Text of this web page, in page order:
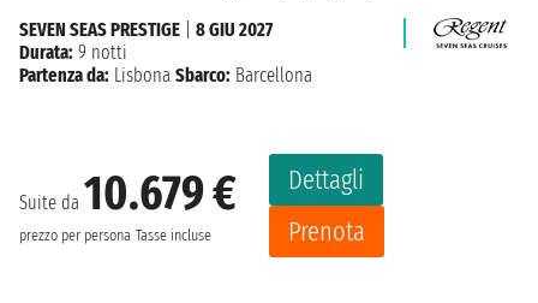
Suite da 10.679 €
prezzo per persona Tasse incluse
Dettagli
Prenota
SEVEN SEAS PRESTIGE
8 GIU 2027
Durata: 9 notti
Partenza da: Lisbona Sbarco: Barcellona